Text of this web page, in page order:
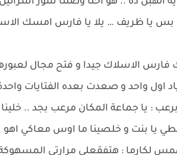
بس يا ظريف … يلا يا فارس امسك
الاسلاك جيدا و فتح مجال
اول واحد و صعدت بعده الفتايات
: يا جماعة المكان مرعب بجد ..
نطي يا بنت و خلصينا ما اوس معاكي اهو
لكارما : هتفقعلي مرارتي